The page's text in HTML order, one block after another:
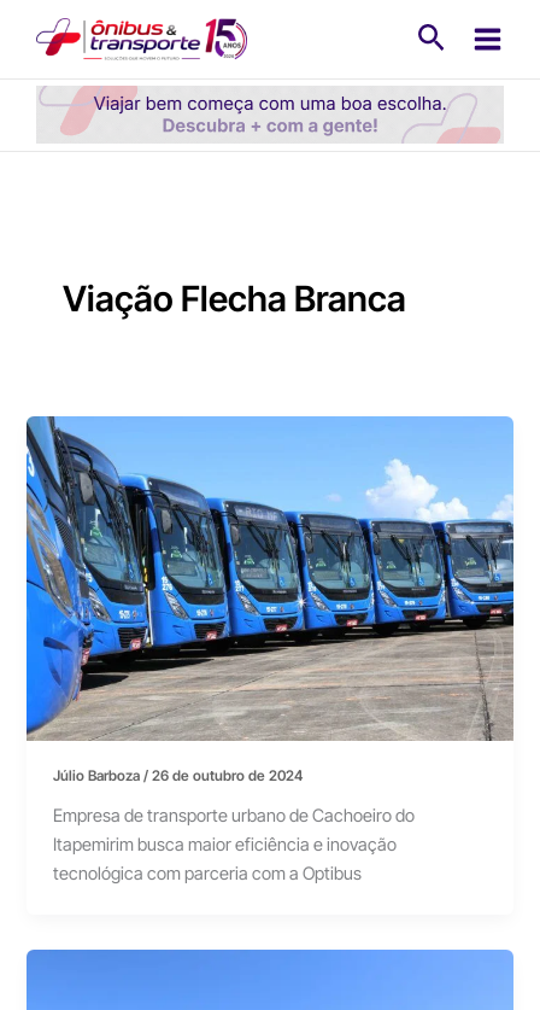
conteúdo
Viação Flecha Branca
Júlio Barboza/26 de outubro de 2024
Empresa de transporte urbano de Cachoeiro do
Itapemirim busca maior eficiência e inovação
tecnológica com parceria com a Optibus